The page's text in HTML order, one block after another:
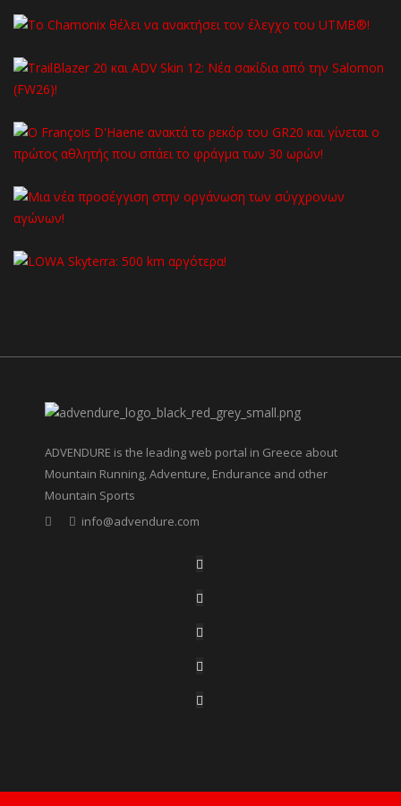
ADVENDURE is the leading web portal in Greece about
Mountain Running, Adventure, Endurance and other
Mountain Sports
info@advendure.com